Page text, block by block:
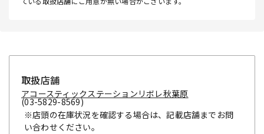
取扱店舗
アコースティックステーションリボレ秋葉原
(03-5829-8569)
※店頭の在庫状況を確認する場合は、記載店舗までお問
い合わせください。